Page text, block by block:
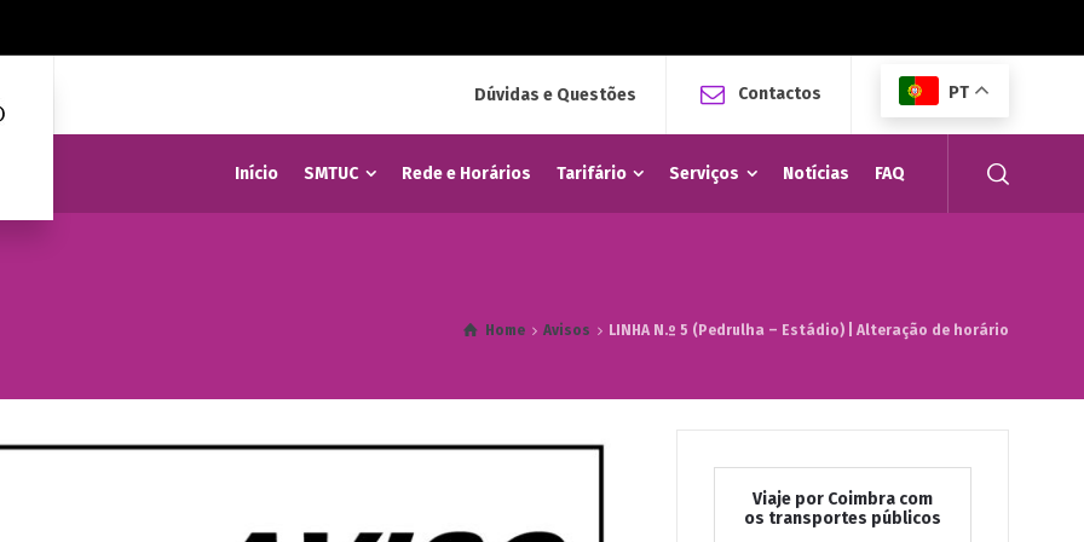
Dúvidas e Questões Contactos PT
Início SMTUC Rede e Horários Tarifário Serviços Notícias FAQ
Home Avisos LINHA N.º 5 (Pedrulha – Estádio) | Alteração de horário
Viaje por Coimbra com
os transportes públicos